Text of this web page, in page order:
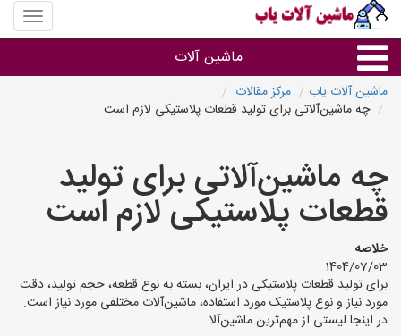
منوی
سایت
آلات
ماشین آلات
ماشین آلات
سایر گروه ها
ماشین آلات
ماشین آلات یاب
مرکز مقالات
چه ماشین‌آلاتی برای تولید قطعات پلاستیکی لازم است
چه ماشین‌آلاتی برای تولید
قطعات پلاستیکی لازم است
خلاصه
1404/07/03
برای تولید قطعات پلاستیکی در ایران، بسته به نوع قطعه، حجم تولید، دقت
مورد نیاز و نوع پلاستیک مورد استفاده، ماشین‌آلات مختلفی مورد نیاز است.
در اینجا لیستی از مهم‌ترین ماشین‌آلا